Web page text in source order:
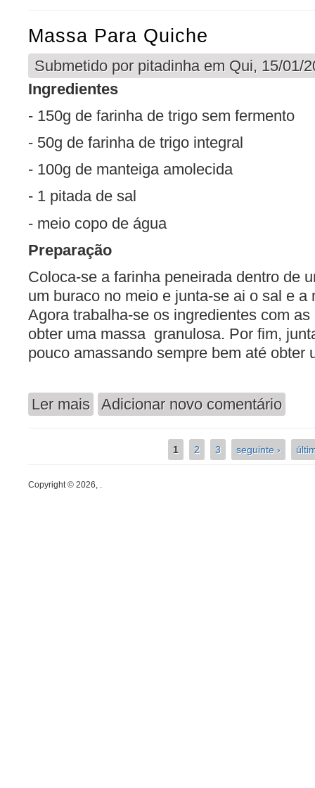
Massa Para Quiche
Submetido por pitadinha em Qui, 15/01/
Ingredientes
- 150g de farinha de trigo sem fermento
- 50g de farinha de trigo integral
- 100g de manteiga amolecida
- 1 pitada de sal
- meio copo de água
Preparação
Coloca-se a farinha peneirada dentro de
um buraco no meio e junta-se ai o sal e a
Agora trabalha-se os ingredientes com
obter uma massa granulosa. Por fim,
pouco amassando sempre bem até obter
Ler mais acerca de Massa para Quiche
Adicionar novo comentário
1 2 3 seguinte ›
Copyright © 2026, .